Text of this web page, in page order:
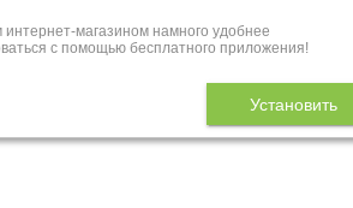
магазином намного удобнее
с помощью бесплатного приложения!
Установить